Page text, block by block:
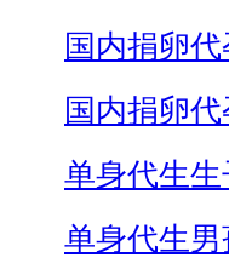
国内捐卵
国内捐卵代
单身代生
单身代生男